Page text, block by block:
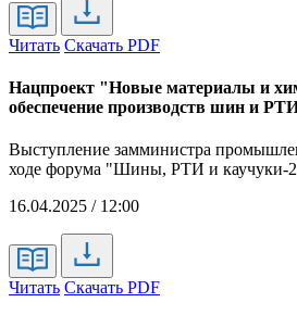
Читать Скачать PDF
Нацпроект "Новые материалы и
обеспечение производств шин и
Выступление замминистра
ходе форума "Шины, РТИ и каучуки-
16.04.2025 / 12:00
Читать Скачать PDF